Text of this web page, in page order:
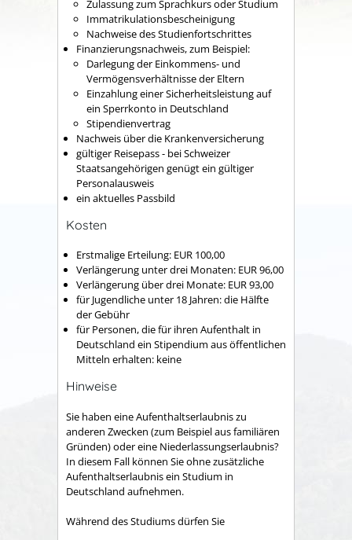
Zulassung zum Sprachkurs oder Studium
Immatrikulationsbescheinigung
Nachweise des Studienfortschrittes
Finanzierungsnachweis, zum Beispiel:
Darlegung der Einkommens- und
Vermögensverhältnisse der Eltern
Einzahlung einer Sicherheitsleistung auf
ein Sperrkonto in Deutschland
Stipendienvertrag
Nachweis über die Krankenversicherung
gültiger Reisepass - bei Schweizer
Staatsangehörigen genügt ein gültiger
Personalausweis
ein aktuelles Passbild
Kosten
Erstmalige Erteilung: EUR 100,00
Verlängerung unter drei Monaten: EUR 96,00
Verlängerung über drei Monate: EUR 93,00
für Jugendliche unter 18 Jahren: die Hälfte
der Gebühr
für Personen, die für ihren Aufenthalt in
Deutschland ein Stipendium aus öffentlichen
Mitteln erhalten: keine
Hinweise
Sie haben eine Aufenthaltserlaubnis zu
anderen Zwecken (zum Beispiel aus familiären
Gründen) oder eine Niederlassungserlaubnis?
In diesem Fall können Sie ohne zusätzliche
Aufenthaltserlaubnis ein Studium in
Deutschland aufnehmen.
Während des Studiums dürfen Sie